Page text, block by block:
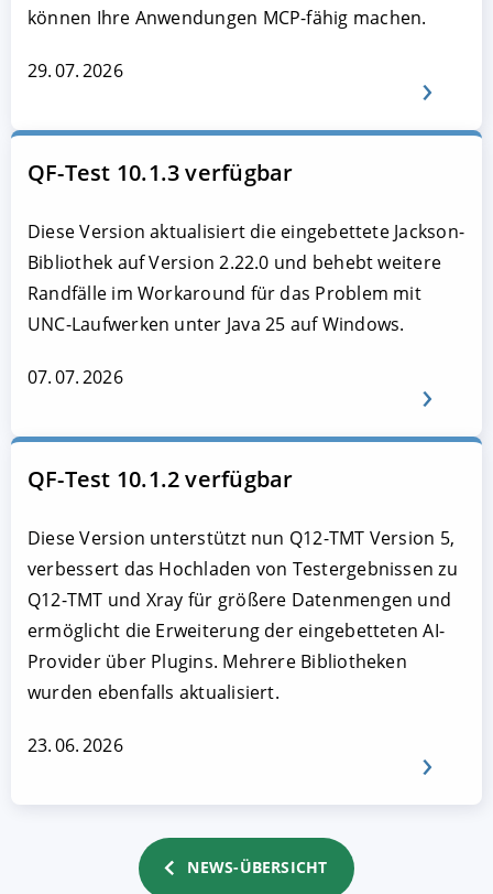
können Ihre Anwendungen MCP-fähig machen.
29. 07. 2026
QF-Test 10.1.3 verfügbar
Diese Version aktualisiert die eingebettete Jackson-
Bibliothek auf Version 2.22.0 und behebt weitere
Randfälle im Workaround für das Problem mit
UNC-Laufwerken unter Java 25 auf Windows.
07. 07. 2026
QF-Test 10.1.2 verfügbar
Diese Version unterstützt nun Q12-TMT Version 5,
verbessert das Hochladen von Testergebnissen zu
Q12-TMT und Xray für größere Datenmengen und
ermöglicht die Erweiterung der eingebetteten AI-
Provider über Plugins. Mehrere Bibliotheken
wurden ebenfalls aktualisiert.
23. 06. 2026
NEWS-ÜBERSICHT